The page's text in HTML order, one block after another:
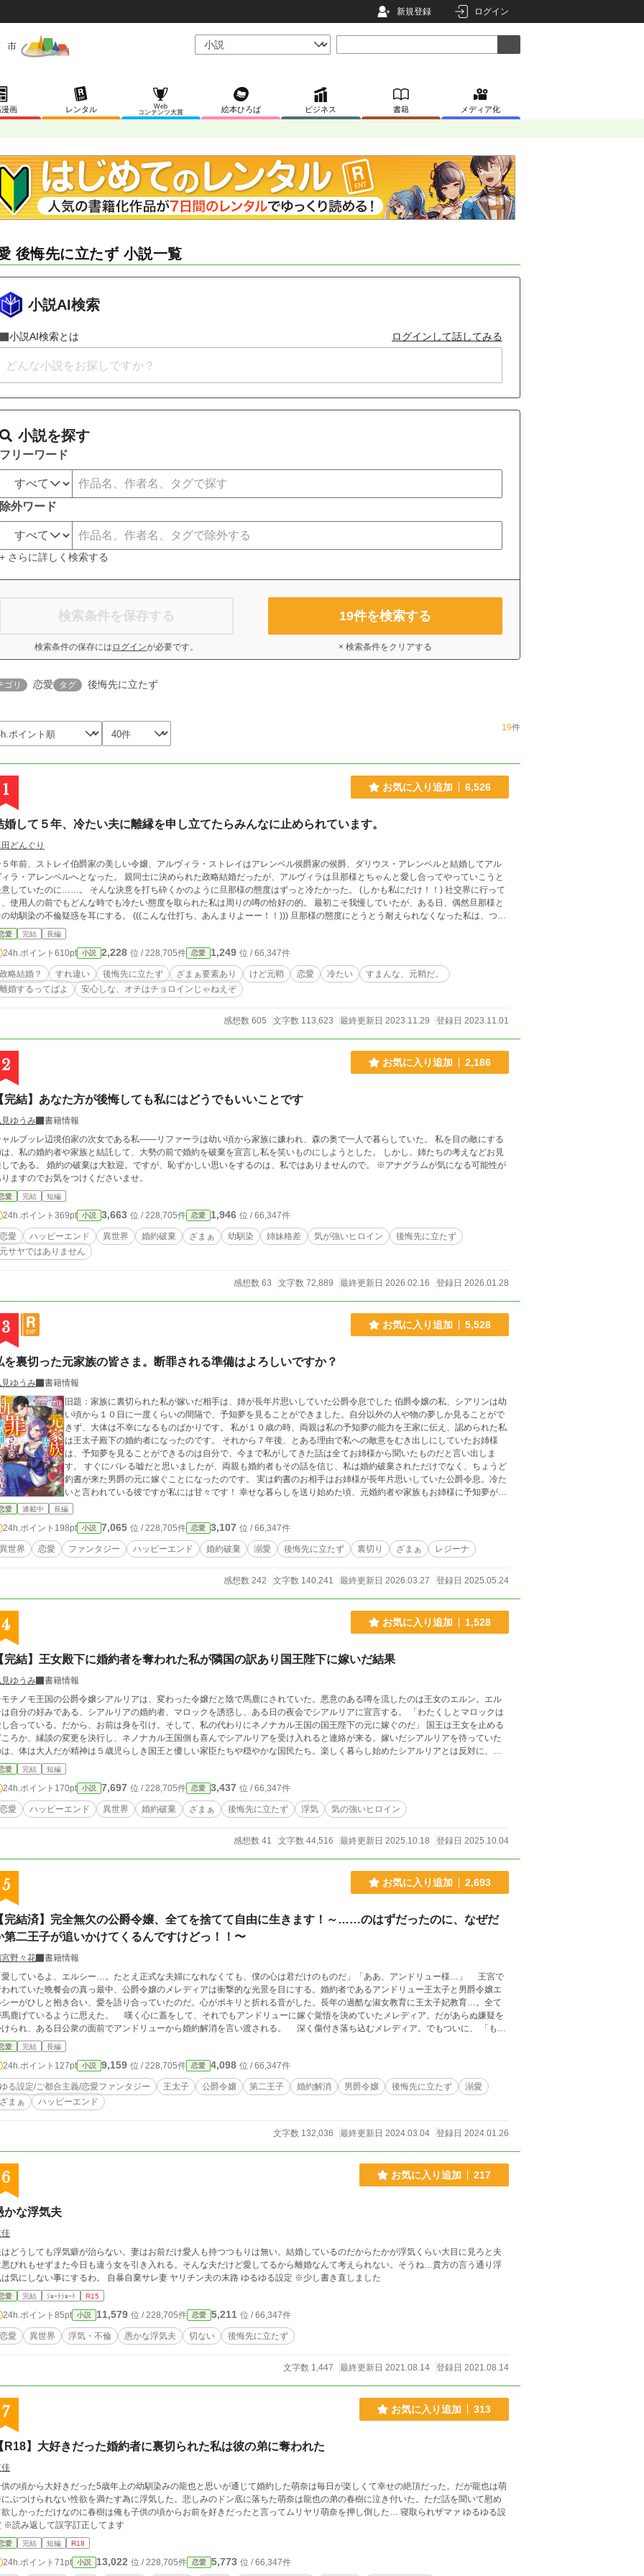
新規登録 ログイン
画 レンタル
Web
コンテンツ大賞
絵本ひろば ビジネス 書籍 メディア化
後悔先に立たず 小説一覧
小説AI検索
小説AI検索とは ログインして話してみる
小説を探す
フリーワード
除外ワード
+ さらに詳しく検索する
検索条件を保存する
検索条件の保存には ログインが必要です。
19件を検索する
× 検索条件をクリアする
ゴリ 恋愛 タグ 後悔先に立たず
19件
1 お気に入り追加 6,526
婚して５年、冷たい夫に離縁を申し立てたらみんなに止められています。
どんぐり
年前、ストレイ伯爵家の美しい令嬢、アルヴィラ・ストレイはアレンベル侯爵家の侯爵、ダリウス・アレンベルと結婚してアル
レンベルへとなった。 親同士に決められた政略結婚だったが、アルヴィラは旦那様とちゃんと愛し合ってやっていこうと
のに……。 そんな決意を打ち砕くかのように旦那様の態度はずっと冷たかった。 (しかも私にだけ！！) 社交界に行って
使用人の前でもどんな時でも冷たい態度を取られた私は周りの噂の恰好の的。 最初こそ我慢していたが、ある日、偶然旦那様と
染の不倫疑惑を耳にする。 (((こんな仕打ち、あんまりよーー！！))) 旦那様の態度にとうとう耐えられなくなった私は、つい
縁を決意したーーーー。
愛 完結 長編
24h.ポイント 610pt 小説 2,228 位 / 228,705件 恋愛 1,249 位 / 66,347件
政略結婚？ すれ違い 後悔先に立たず ざまぁ要素あり けど元鞘 恋愛 冷たい
すまんな、元鞘だ。
離婚するってばよ
安心しな、オチはチョロインじゃねえぞ
感想数 605 文字数 113,623 最終更新日 2023.11.29 登録日 2023.11.01
2 お気に入り追加 2,186
完結】あなた方が後悔しても私にはどうでもいいことです
ゆうみ
書籍情報
ャルブッレ辺境伯家の次女である私――リファーラは幼い頃から家族に嫌われ、森の奥で一人で暮らしていた。 私を目の敵にする
、私の婚約者や家族と結託して、大勢の前で婚約を破棄を宣言し私を笑いものにしようとした。 しかし、姉たちの考えなどお見
である。 婚約の破棄は大歓迎。ですが、恥ずかしい思いをするのは、私ではありませんので。 ※アナグラムが気になる可能性が
ますのでお気をつけくださいませ。
愛 完結 短編
24h.ポイント 369pt 小説 3,663 位 / 228,705件 恋愛 1,946 位 / 66,347件
恋愛 ハッピーエンド 異世界 婚約破棄 ざまぁ 幼馴染 姉妹格差 気が強いヒロイン
後悔先に立たず
元サヤではありません
感想数 63 文字数 72,889 最終更新日 2026.02.16 登録日 2026.01.28
3 お気に入り追加 5,528
を裏切った元家族の皆さま。断罪される準備はよろしいですか？
ゆうみ
書籍情報
旧題：家族に裏切られた私が嫁いだ相手は、姉が長年片思いしていた公爵令息でした 伯爵令嬢の私、シアリンは幼
い頃から１０日に一度くらいの間隔で、予知夢を見ることができました。自分以外の人や物の夢しか見ることがで
きず、大体は不幸になるものばかりです。 私が１０歳の時、両親は私の予知夢の能力を王家に伝え、認められた私
は王太子殿下の婚約者になったのです。 それから７年後、とある理由で私への敵意をむき出しにしていたお姉様
は、予知夢を見ることができるのは自分で、今まで私がしてきた話は全てお姉様から聞いたものだと言い出しま
す。 すぐにバレる嘘だと思いましたが、両親も婚約者もその話を信じ、私は婚約破棄されただけでなく、ちょうど
釣書が来た男爵の元に嫁ぐことになったのです。 実は釣書のお相手はお姉様が長年片思いしていた公爵令息。冷た
いと言われている彼ですが私には甘々です！ 幸せな暮らしを送り始めた頃、元婚約者や家族もお姉様に予知夢が見
れないことに気づき始め――。
愛 連載中 長編
24h.ポイント 198pt 小説 7,065 位 / 228,705件 恋愛 3,107 位 / 66,347件
異世界 恋愛 ファンタジー ハッピーエンド 婚約破棄 溺愛 後悔先に立たず 裏切り ざまぁ レジーナ
感想数 242 文字数 140,241 最終更新日 2026.03.27 登録日 2025.05.24
4 お気に入り追加 1,528
完結】王女殿下に婚約者を奪われた私が隣国の訳あり国王陛下に嫁いだ結果
ゆうみ
書籍情報
チノモ王国の公爵令嬢シアルリアは、変わった令嬢だと陰で馬鹿にされていた。悪意のある噂を流したのは王女のエルン。エル
自分の好みである、シアルリアの婚約者、マロックを誘惑し、ある日の夜会でシアルリアに宣言する。 「わたくしとマロックは
合っている。だから、お前は身を引け。そして、私の代わりにネノナカル王国の国王陛下の元に嫁ぐのだ」 国王は王女を止める
ろか、縁談の変更を決行し、ネノナカル王国側も喜んでシアルリアを受け入れると連絡が来る。嫁いだシアルリアを待っていた
、体は大人だが精神は５歳児らしき国王と優しい家臣たちや穏やかな国民たち。楽しく暮らし始めたシアルリアとは反対に、チ
ノモ王国は王家へのクーデターの気運が高まり始める。 そのことに気がついたエルンは、やはり自分がネノナカルの王妃になる
言い出すのだが――。
愛 完結 短編
24h.ポイント 170pt 小説 7,697 位 / 228,705件 恋愛 3,437 位 / 66,347件
恋愛 ハッピーエンド 異世界 婚約破棄 ざまぁ 後悔先に立たず 浮気 気の強いヒロイン
感想数 41 文字数 44,516 最終更新日 2025.10.18 登録日 2025.10.04
5 お気に入り追加 2,693
完結済】完全無欠の公爵令嬢、全てを捨てて自由に生きます！～……のはずだったのに、なぜだ
第二王子が追いかけてくるんですけどっ！！〜
野々花
書籍情報
愛しているよ、エルシー…。たとえ正式な夫婦になれなくても、僕の心は君だけのものだ」「ああ、アンドリュー様…」 王宮で
れていた晩餐会の真っ最中、公爵令嬢のメレディアは衝撃的な光景を目にする。婚約者であるアンドリュー王太子と男爵令嬢エ
ーがひしと抱き合い、愛を語り合っていたのだ。心がポキリと折れる音がした。長年の過酷な淑女教育に王太子妃教育…。全て
馬鹿げているように思えた。 嘆く心に蓋をして、それでもアンドリューに嫁ぐ覚悟を決めていたメレディア。だがあらぬ嫌疑を
けられ、ある日公衆の面前でアンドリューから婚約解消を言い渡される。 深く傷付き落ち込むメレディア。でもついに、 「もう
わ！せっかくだからこれからは自由に生きてやる！」 と吹っ切り、これまでずっと我慢してきた様々なことを楽しもうとするメ
ィア。ところがそんなメレディアに、アンドリューの弟である第二王子のトラヴィスが急接近してきて……？！ ※作者独自の架
世界の物語です。相変わらずいろいろな設定が緩いですので、どうぞ広い心でお読みくださいませ。 ※この作品はカクヨムさん
投稿しています。
愛 完結 長編
24h.ポイント 127pt 小説 9,159 位 / 228,705件 恋愛 4,098 位 / 66,347件
ゆる設定/ご都合主義/恋愛ファンタジー 王太子 公爵令嬢 第二王子 婚約解消 男爵令嬢 後悔先に立たず
溺愛
ざまぁ
ハッピーエンド
文字数 132,036 最終更新日 2024.03.04 登録日 2024.01.26
6 お気に入り追加 217
かな浮気夫
どうしても浮気癖が治らない。妻はお前だけ愛人も持つつもりは無い。結婚しているのだからたかが浮気くらい大目に見ろと夫
びれもせずまた今日も違う女を引き入れる。そんな夫だけど愛してるから離婚なんて考えられない。そうね…貴方の言う通り浮
気は気にしない事にするわ。 自暴自棄サレ妻 ヤリチン夫の末路 ゆるゆる設定 ※少し書き直しました
愛 完結 ｼｮｰﾄｼｮｰﾄ R15
24h.ポイント 85pt 小説 11,579 位 / 228,705件 恋愛 5,211 位 / 66,347件
恋愛 異世界 浮気・不倫 愚かな浮気夫 切ない 後悔先に立たず
文字数 1,447 最終更新日 2021.08.14 登録日 2021.08.14
7 お気に入り追加 313
R18】大好きだった婚約者に裏切られた私は彼の弟に奪われた
の頃から大好きだった5歳年上の幼馴染みの龍也と思いが通じて婚約した萌奈は毎日が楽しくて幸せの絶頂だった。だが龍也は萌
ぶつけられない性欲を満たす為に浮気した。悲しみのドン底に落ちた萌奈は龍也の弟の春樹に泣き付いた。ただ話を聞いて慰め
しかっただけなのに春樹は俺も子供の頃からお前を好きだったと言ってムリヤリ萌奈を押し倒した… 寝取られザマァ ゆるゆる設
※読み返して誤字訂正してます
愛 完結 短編 R18
24h.ポイント 71pt 小説 13,022 位 / 228,705件 恋愛 5,773 位 / 66,347件